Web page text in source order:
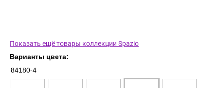
Показать ещё товары коллекции Spazio
Варианты цвета:
84180-4